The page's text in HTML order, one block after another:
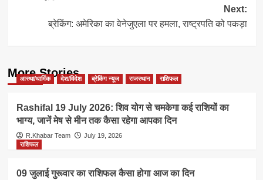
Next:
ब्रेकिंग: अमेरिका का वेनेजुएला पर हमला, राष्ट्रपति को पकड़ा
More Stories
आस्था/धार्मिक देश/विदेश ब्रेकिंग न्यूज राजस्थान राशिफल
Rashifal 19 July 2026: शिव योग से चमकेगा कई राशियों का
भाग्य, जानें मेष से मीन तक कैसा रहेगा आपका दिन
R.Khabar Team
July 19, 2026
राशिफल
09 जुलाई गुरूवार का राशिफल कैसा होगा आज का दिन